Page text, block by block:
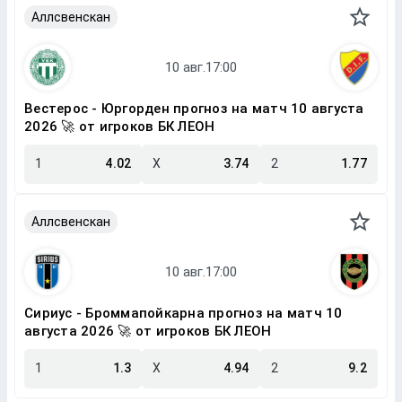
Аллсвенскан
Вестерос - Юргорден прогноз на матч 10 августа
2026 🚀 от игроков БК ЛЕОН
1 4.02 X 3.74 2 1.77
Аллсвенскан
Сириус - Броммапойкарна прогноз на матч 10
августа 2026 🚀 от игроков БК ЛЕОН
1 1.3 X 4.94 2 9.2